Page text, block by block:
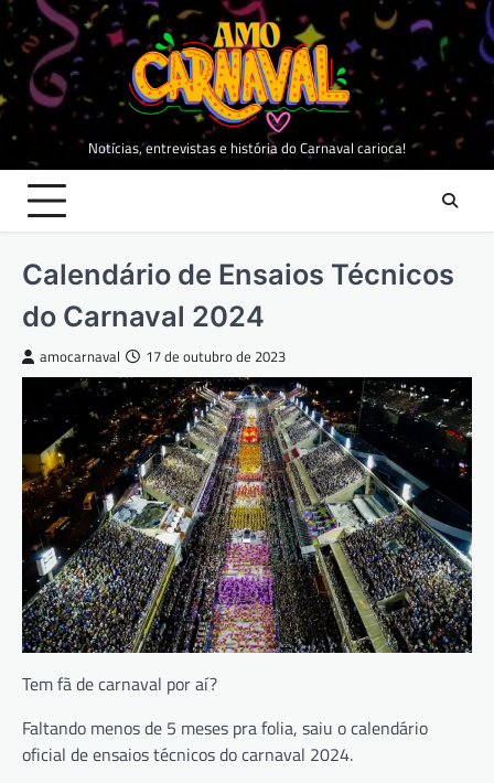
Skip
content
Notícias, entrevistas e história do Carnaval carioca!
Calendário de Ensaios Técnicos
do Carnaval 2024
amocarnaval 17 de outubro de 2023
Tem fã de carnaval por aí?
Faltando menos de 5 meses pra folia, saiu o calendário
oficial de ensaios técnicos do carnaval 2024.